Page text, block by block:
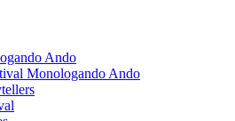
Ando
Monologando Ando